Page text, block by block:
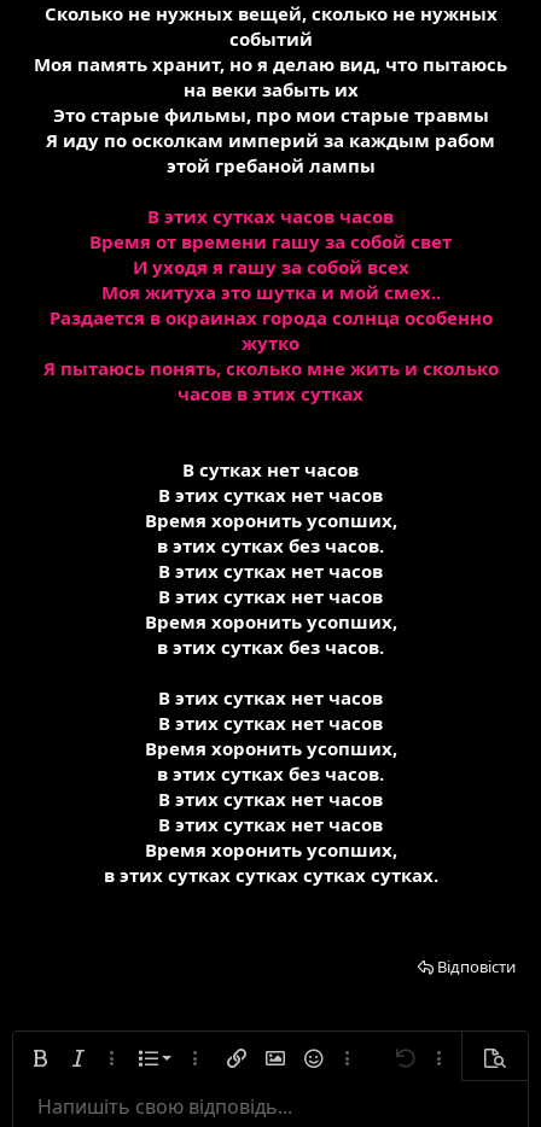
Сколько не нужных вещей, сколько не нужных
событий
Моя память хранит, но я делаю вид, что пытаюсь
на веки забыть их
Это старые фильмы, про мои старые травмы
Я иду по осколкам империй за каждым рабом
этой гребаной лампы
В этих сутках часов часов
Время от времени гашу за собой свет
И уходя я гашу за собой всех
Моя житуха это шутка и мой смех..
Раздается в окраинах города солнца особенно
жутко
Я пытаюсь понять, сколько мне жить и сколько
часов в этих сутках
В сутках нет часов
В этих сутках нет часов
Время хоронить усопших,
в этих сутках без часов.
В этих сутках нет часов
В этих сутках нет часов
Время хоронить усопших,
в этих сутках без часов.
В этих сутках нет часов
В этих сутках нет часов
Время хоронить усопших,
в этих сутках без часов.
В этих сутках нет часов
В этих сутках нет часов
Время хоронить усопших,
в этих сутках сутках сутках сутках.
Відповісти
ЖирнийКурсивний
Додаткові параметри...
Список Нумерований список
Маркований список
Додаткові параметри...
Вставити посилання
Вставити зображення
СмайликиДодаткові параметри...
СкасуватиДодаткові
Розмір тексту
9
Колір тексту
Шрифт тексту
Arial
Закреслений
Підкреслений
Лінійний програмний код
Лінійний спойлер
Вирівнювання тексту
Вирівняти по лівому краю
Формат абзацу
Звичайний
ЦитатаМедіаВставити таблицю
Вставити горизонтальну лінію
Спойлер
Код
Повторити
Ввімкнути режим BB-кодів
Видалити форматування
ЧернеткиЗберегти чернетку
Напишіть свою відповідь...